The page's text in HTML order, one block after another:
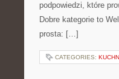
podpowiedzi, które
Dobre kategorie to
prosta: […]
CATEGORIES: